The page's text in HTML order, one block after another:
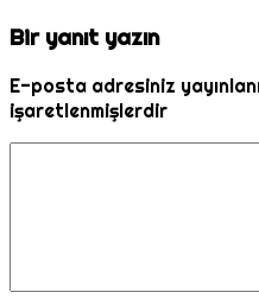
Bir yanıt yazın
E-posta adresiniz
işaretlenmişlerdir